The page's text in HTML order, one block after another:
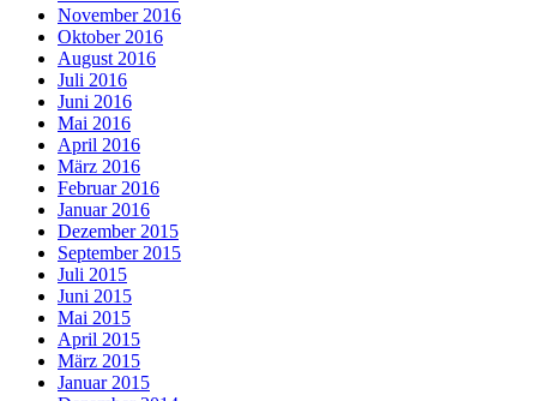
November 2016
Oktober 2016
August 2016
Juli 2016
Juni 2016
Mai 2016
April 2016
März 2016
Februar 2016
Januar 2016
Dezember 2015
September 2015
Juli 2015
Juni 2015
Mai 2015
April 2015
März 2015
Januar 2015